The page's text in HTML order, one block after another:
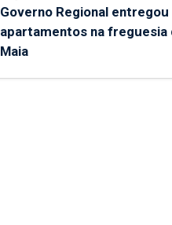
Governo Regional entregou
apartamentos na freguesia
Maia